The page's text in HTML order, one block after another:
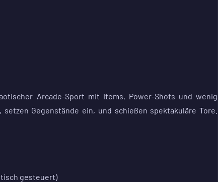
Arcade-Sport mit Items, Power-Shots und wenig
Gegenstände ein, und schießen spektakuläre Tore.
gesteuert)